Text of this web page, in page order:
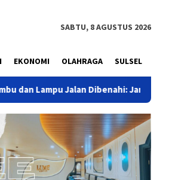
SABTU, 8 AGUSTUS 2026
EKONOMI OLAHRAGA SULSEL
Dibenahi: Jangan Tunggu Korban